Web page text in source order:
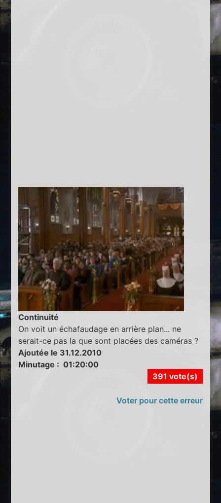
Continuité
On voit un échafaudage en arrière plan... ne
serait-ce pas la que sont placées des caméras ?
Ajoutée le 31.12.2010
Minutage : 01:20:00
391 vote(s)
Voter pour cette erreur